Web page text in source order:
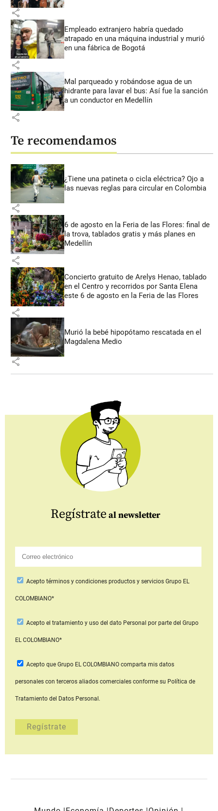
share
Empleado extranjero habría quedado
atrapado en una máquina industrial y murió
en una fábrica de Bogotá
share
Mal parqueado y robándose agua de un
hidrante para lavar el bus: Así fue la sanción
a un conductor en Medellín
share
Te recomendamos
¿Tiene una patineta o cicla eléctrica? Ojo a
las nuevas reglas para circular en Colombia
share
6 de agosto en la Feria de las Flores: final de
la trova, tablados gratis y más planes en
Medellín
share
Concierto gratuito de Arelys Henao, tablado
en el Centro y recorridos por Santa Elena
este 6 de agosto en la Feria de las Flores
share
Murió la bebé hipopótamo rescatada en el
Magdalena Medio
share
Regístrate al newsletter
Aceptotérminos y condiciones productos y serviciosGrupo EL
COLOMBIANO*
Acepto el tratamiento y uso del dato Personal por parte del Grupo
EL COLOMBIANO*
Acepto que Grupo EL COLOMBIANOcomparta mis datos
personales con terceros aliados comerciales conforme su Política de
Tratamiento del Datos Personal.